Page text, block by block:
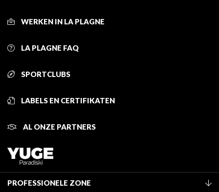
WERKEN IN LA PLAGNE
LA PLAGNE FAQ
SPORTCLUBS
LABELS EN CERTIFIKATEN
AL ONZE PARTNERS
PROFESSIONELE ZONE